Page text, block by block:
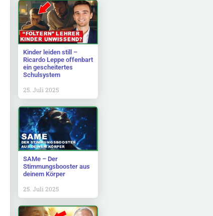
Kinder leiden still –
Ricardo Leppe offenbart
ein gescheitertes
Schulsystem
25. Juli 2025
SAMe – Der
Stimmungsbooster aus
deinem Körper
25. Juli 2025